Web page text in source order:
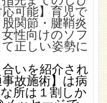
可能】育児で
関節・腱鞘炎
性向けのソフ
正しい姿勢に
いを紹介され
故施術】は病
所は１割しか